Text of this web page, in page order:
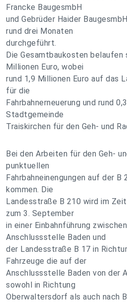
Francke BaugesmbH
und Gebrüder Haider
rund drei Monaten
durchgeführt.
Die Gesamtbaukosten belaufen
Millionen Euro, wobei
rund 1,9 Millionen Euro auf das
für die
Fahrbahnerneuerung und rund
Stadtgemeinde
Traiskirchen für den Geh- und
Bei den Arbeiten für den Geh-
punktuellen
Fahrbahneinengungen auf der
kommen. Die
Landesstraße B 210 wird im
zum 3. September
in einer Einbahnführung
Anschlussstelle Baden und
der Landesstraße B 17 in
Fahrzeuge die auf der
Anschlussstelle Baden von der
sowohl in Richtung
Oberwaltersdorf als auch nach